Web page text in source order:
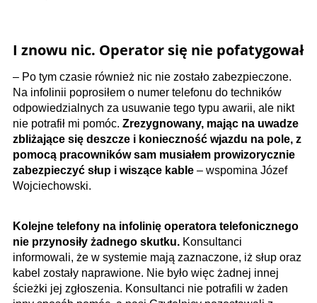
I znowu nic. Operator się nie pofatygował
– Po tym czasie również nic nie zostało zabezpieczone.
Na infolinii poprosiłem o numer telefonu do techników
odpowiedzialnych za usuwanie tego typu awarii, ale nikt
nie potrafił mi pomóc. Zrezygnowany, mając na uwadze
zbliżające się deszcze i konieczność wjazdu na pole, z
pomocą pracowników sam musiałem prowizorycznie
zabezpieczyć słup i wiszące kable – wspomina Józef
Wojciechowski.
Kolejne telefony na infolinię operatora telefonicznego
nie przynosiły żadnego skutku. Konsultanci
informowali, że w systemie mają zaznaczone, iż słup oraz
kabel zostały naprawione. Nie było więc żadnej innej
ścieżki jej zgłoszenia. Konsultanci nie potrafili w żaden